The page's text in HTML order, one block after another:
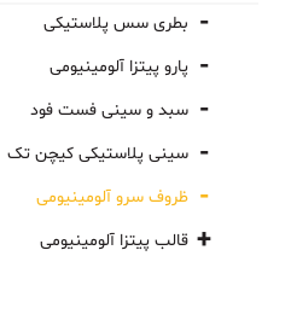
هود استاندارد
هود استاندارد تک جداره
هود استاندارد دو جداره
هود گریل
یخچال پرده هوا
فر پیتزا
کباب پز
گریل گازی
گریل روتاری
گریل کروم
سالامندر گازی
بطری سس پلاستیکی
پارو پیتزا آلومینیومی
سبد و سینی فست فود
سینی پلاستیکی کیچن تک
ظروف سرو آلومینیومی
قالب پیتزا آلومینیومی